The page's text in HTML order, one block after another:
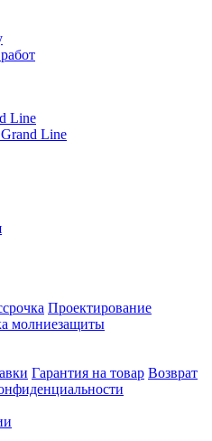
Line
Line
Проектирование
молниезащиты
Гарантия на товар Возврат